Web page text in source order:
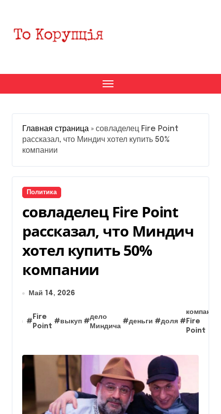
содержанию
Главная страница » совладелец Fire Point
рассказал, что Миндич хотел купить 50%
компании
Политика
совладелец Fire Point
рассказал, что Миндич
хотел купить 50%
компании
Май 14, 2026
#
Fire
Point
#выкуп #
дело
Миндича
#деньги #доля #
компания
Fire
Point